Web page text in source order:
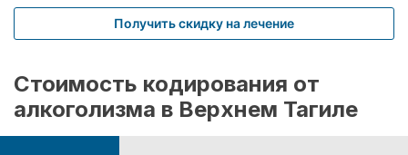
несколько начальных эффективных методик
для меня. Я завязал с приемом спиртных
конечно не обошлось.). На учете нигде не
состою. И вот срок кодировки уже прошел,
но я пить не хочу совсем. Я отказался от
употребления алкоголя навсегда. Спасибо!
Получить скидку на лечение
Стоимость кодирования от
алкоголизма в Верхнем Тагиле